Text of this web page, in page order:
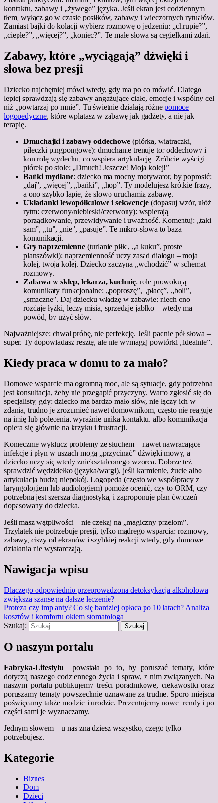
kontaktu, zabawy i „żywego” języka. Jeśli ekran jest codziennym
tłem, wyłącz go w czasie posiłków, zabawy i wieczornych rytuałów.
Zamiast bajki do kolacji wybierz rozmowę o jedzeniu: „chrupie?”,
„ciepłe?”, „więcej?”, „koniec?”. Te małe słowa są cegiełkami zdań.
Zabawy, które „wyciągają” dźwięki i
słowa bez presji
Dziecko najchętniej mówi wtedy, gdy ma po co mówić. Dlatego
lepiej sprawdzają się zabawy angażujące ciało, emocje i wspólny cel
niż „powtarzaj po mnie”. Tu świetnie działają różne pomoce
logopedyczne, które wplatasz w zabawę jak gadżety, a nie jak
terapię.
Dmuchajki i zabawy oddechowe (piórka, wiatraczki,
piłeczki pingpongowe): dmuchanie trenuje tor oddechowy i
kontrolę wydechu, co wspiera artykulację. Zróbcie wyścigi
piórek po stole: „Dmuch! Jeszcze! Moja kolej!”
Bańki mydlane: dziecko ma mocny motywator, by poprosić:
„daj”, „więcej”, „bańki”, „hop”. Ty modelujesz krótkie frazy,
a ono szybko łapie, że słowo uruchamia zabawę.
Układanki lewopółkulowe i sekwencje (dopasuj wzór, ułóż
rytm: czerwony/niebieski/czerwony): wspierają
porządkowanie, przewidywanie i uważność. Komentuj: „taki
sam”, „tu”, „nie”, „pasuje”. Te mikro-słowa to baza
komunikacji.
Gry naprzemienne (turlanie piłki, „a kuku”, proste
planszówki): naprzemienność uczy zasad dialogu – moja
kolej, twoja kolej. Dziecko zaczyna „wchodzić” w schemat
rozmowy.
Zabawa w sklep, lekarza, kuchnię: role prowokują
komunikaty funkcjonalne: „poproszę”, „płacę”, „boli”,
„smaczne”. Daj dziecku władzę w zabawie: niech ono
rozdaje łyżki, leczy misia, sprzedaje jabłko – wtedy ma
powód, by użyć słów.
Najważniejsze: chwal próbę, nie perfekcję. Jeśli padnie pół słowa –
super. Ty dopowiadasz resztę, ale nie wymagaj powtórki „idealnie”.
Kiedy praca w domu to za mało?
Domowe wsparcie ma ogromną moc, ale są sytuacje, gdy potrzebna
jest konsultacja, żeby nie przegapić przyczyny. Warto zgłosić się do
specjalisty, gdy: dziecko ma bardzo mało słów, nie łączy ich w
zdania, trudno je zrozumieć nawet domownikom, często nie reaguje
na imię lub polecenia, wyraźnie unika kontaktu, albo komunikacja
opiera się głównie na krzyku i frustracji.
Koniecznie wyklucz problemy ze słuchem – nawet nawracające
infekcje i płyn w uszach mogą „przycinać” dźwięki mowy, a
dziecko uczy się wtedy zniekształconego wzorca. Dobrze też
sprawdzić wędzidełko (języka/wargi), jeśli karmienie, żucie albo
artykulacja budzą niepokój. Logopeda (często we współpracy z
laryngologiem lub audiologiem) pomoże ocenić, czy to ORM, czy
potrzebna jest szersza diagnostyka, i zaproponuje plan ćwiczeń
dopasowany do dziecka.
Jeśli masz wątpliwości – nie czekaj na „magiczny przełom”.
Trzylatek nie potrzebuje presji, tylko mądrego wsparcia: rozmowy,
zabawy, ciszy od ekranów i szybkiej reakcji wtedy, gdy domowe
działania nie wystarczają.
Nawigacja wpisu
Dlaczego odpowiednio przeprowadzona detoksykacja alkoholowa
zwiększa szanse na dalsze leczenie?
Proteza czy implanty? Co się bardziej opłaca po 10 latach? Analiza
kosztów i komfortu okiem stomatologa
Szukaj:
O naszym portalu
Fabryka-Lifestylu powstała po to, by poruszać tematy, które
dotyczą naszego codziennego życia i spraw, z nim związanych. Na
naszym portalu publikujemy treści poradnikowe, ciekawostki oraz
poruszamy tematy powszechnie uznawane za trudne. Sporo miejsca
poświęcamy także modzie i urodzie. Prezentujemy nowe trendy i po
części sami je wyznaczamy.
Jednym słowem – u nas znajdziesz wszystko, czego tylko
potrzebujesz.
Kategorie
Biznes
Dom
Dzieci